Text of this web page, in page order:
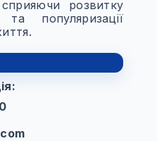
розвитку
популяризації